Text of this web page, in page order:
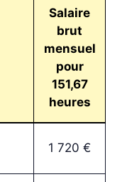
Salaire
brut
mensuel
pour
151,67
heures
1 720 €